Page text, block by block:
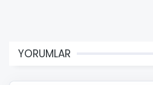
YORUMLAR